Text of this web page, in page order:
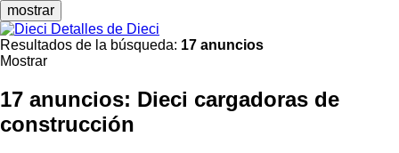
mostrar
Detalles de Dieci
Resultados de la búsqueda: 17 anuncios
Mostrar
17 anuncios: Dieci cargadoras de
construcción